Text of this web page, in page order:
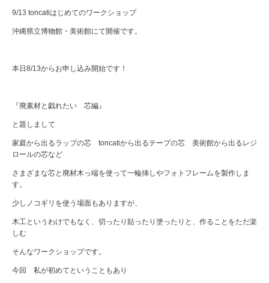
9/13 toncatiはじめてのワークショップ
沖縄県立博物館・美術館にて開催です。
本日8/13からお申し込み開始です！
『廃素材と戯れたい 芯編』
と題しまして
家庭から出るラップの芯 toncatiから出るテープの芯 美術館から出るレジ
ロールの芯など
さまざまな芯と廃材木っ端を使って一輪挿しやフォトフレームを製作しま
す。
少しノコギリを使う場面もありますが、
木工というわけでもなく、切ったり貼ったり塗ったりと、作ることをただ楽
しむ
そんなワークショップです。
今回 私が初めてということもあり